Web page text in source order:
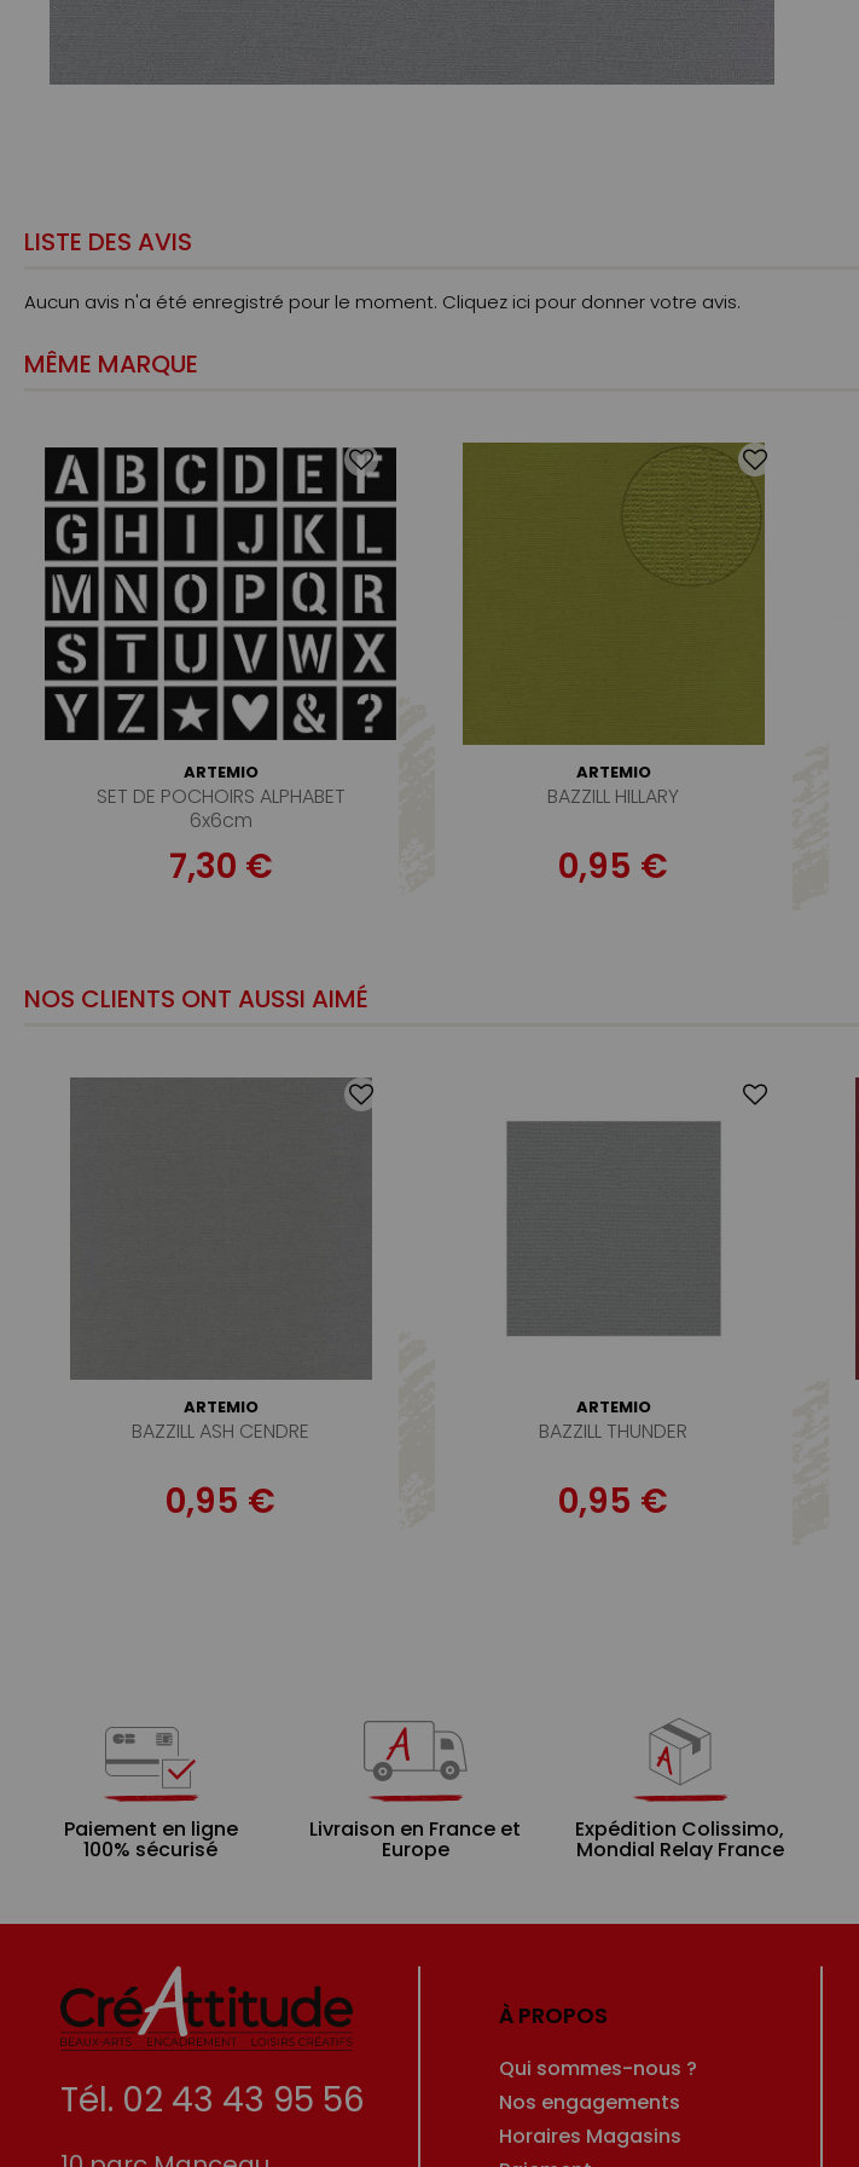
LISTE DES AVIS
Aucun avis n'a été enregistré pour le moment. Cliquez ici pour donner votre avis.
MÊME MARQUE
ARTEMIO
SET DE POCHOIRS ALPHABET
6x6cm
7,30 €
ARTEMIO
BAZZILL HILLARY
0,95 €
NOS CLIENTS ONT AUSSI AIMÉ
ARTEMIO
BAZZILL ASH CENDRE
0,95 €
ARTEMIO
BAZZILL THUNDER
0,95 €
Paiement en ligne
100% sécurisé
Livraison en France et
Europe
Expédition Colissimo,
Mondial Relay France
Tél. 02 43 43 95 56
À PROPOS
Qui sommes-nous ?
Nos engagements
Horaires Magasins